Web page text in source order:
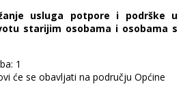
usluga potpore i podrške u
starijim osobama i osobama s
1
će se obavljati na području Općine